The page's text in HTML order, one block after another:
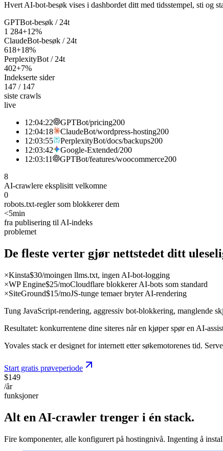
Hvert AI-bot-besøk vises i dashbordet ditt med tidsstempel, sti og
GPTBot-besøk / 24t
1 284+12%
ClaudeBot-besøk / 24t
618+18%
PerplexityBot / 24t
402+7%
Indekserte sider
147 / 147
siste crawls
live
12:04:22
GPTBot/pricing200
12:04:18
ClaudeBot/wordpress-hosting200
12:03:55
PerplexityBot/docs/backups200
12:03:42
Google-Extended/200
12:03:11
GPTBot/features/woocommerce200
8
AI-crawlere eksplisitt velkomne
0
robots.txt-regler som blokkerer dem
<5min
fra publisering til AI-indeks
problemet
De fleste verter gjør nettstedet ditt
×Kinsta$30/moingen llms.txt, ingen AI-bot-logging
×WP Engine$25/moCloudflare blokkerer AI-bots som standard
×SiteGround$15/moJS-tunge temaer bryter AI-rendering
Tung JavaScript-rendering, aggressiv bot-blokkering, manglende
Resultatet: konkurrentene dine siteres når en kjøper spør en AI-
Yovales stack er designet for internett etter søkemotorenes tid.
Start gratis prøveperiode
$149
/år
funksjoner
Alt en AI-crawler trenger i én stack.
Fire komponenter, alle konfigurert på hostingnivå. Ingenting å